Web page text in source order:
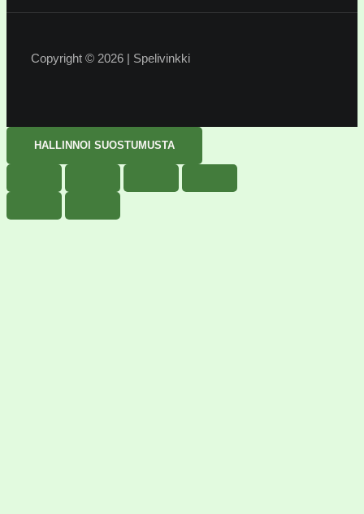
Copyright © 2026 | Spelivinkki
HALLINNOI SUOSTUMUSTA